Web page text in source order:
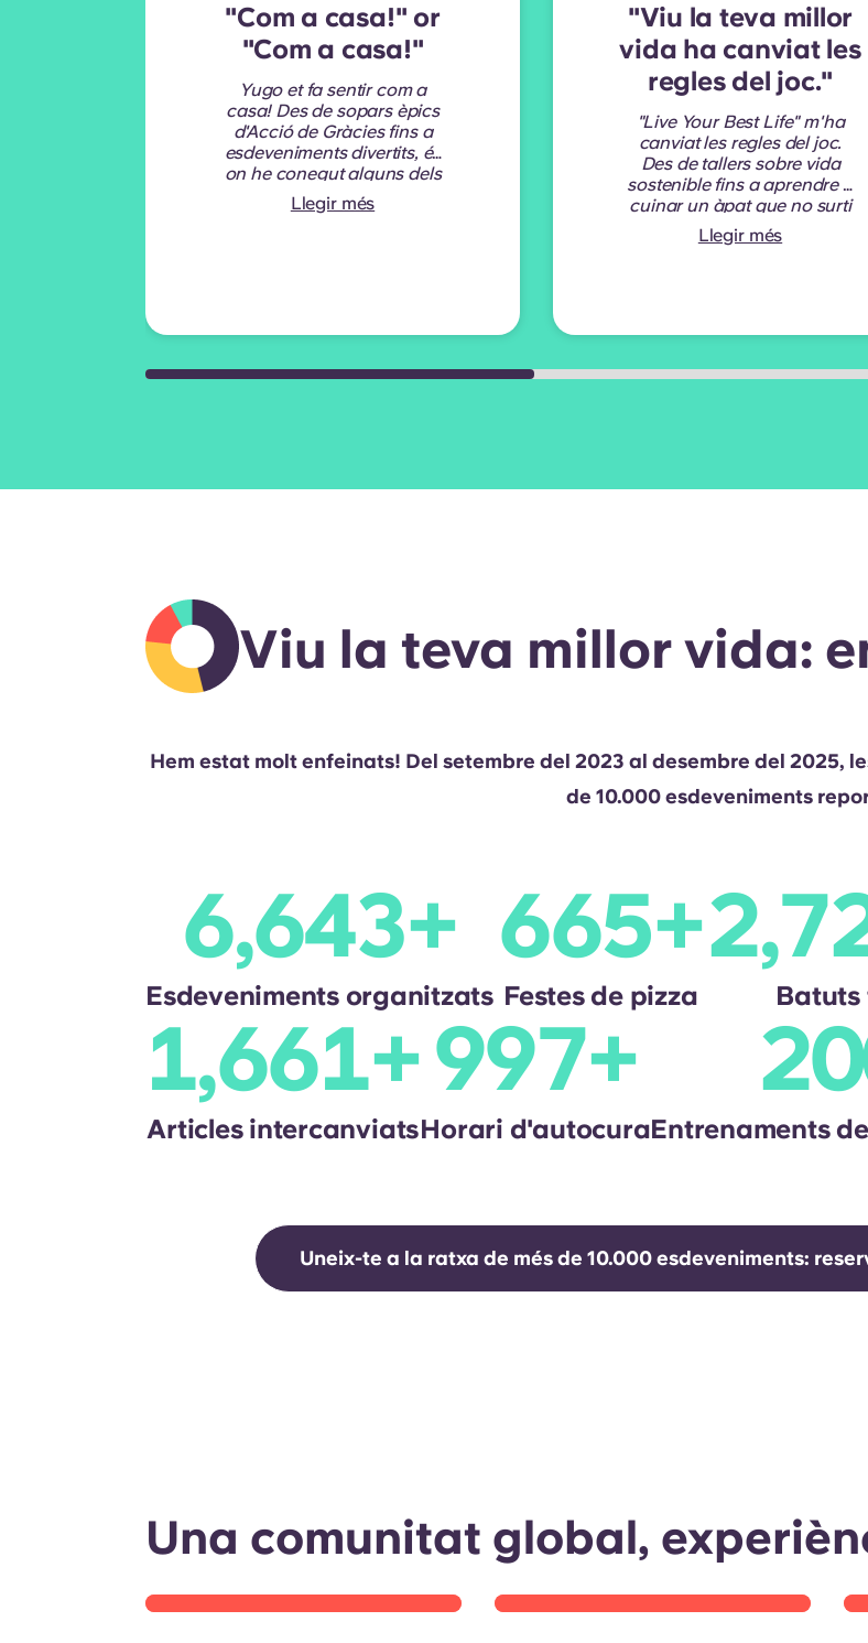
"Com a casa!" or
"Com a casa!"
Yugo et fa sentir com a
casa! Des de sopars èpics
d'Acció de Gràcies fins a
esdeveniments divertits, és
on he conegut alguns dels
meus amics més propers.
No és només un lloc per
Llegir més
"Viu la teva millor
vida ha canviat les
regles del joc."
"Live Your Best Life" m'ha
canviat les regles del joc.
Des de tallers sobre vida
sostenible fins a aprendre a
cuinar un àpat que no surti
del microones, he adquirit
moltes habilitats
Llegir més
Viu la teva millor vida:
Hem estat molt enfeinats! Del setembre del 2023 al desembre del 2025,
de 10.000 esdeveniments
7,053+
Esdeveniments organitzats
706+
Festes de pizza Batuts
1,764+
Articles intercanviats
1,058
Horari d'autocura
Plantes adoptades
Punt de vista: Vius a Yugo
Madrid
Estudiants reals. Històries
reals. 🏡✨